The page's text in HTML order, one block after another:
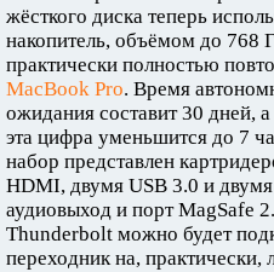
жёсткого диска теперь
накопитель, объёмом до 768
практически полностью
MacBook Pro. Время
ожидания составит 30 дней,
эта цифра уменьшится до 7
набор представлен
HDMI, двумя USB 3.0 и
аудиовыход и порт MagSafe
Thunderbolt можно будет
переходник на, практически,